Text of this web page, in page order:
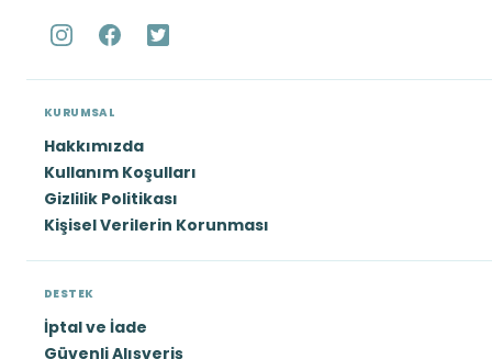
KURUMSAL
Hakkımızda
Kullanım Koşulları
Gizlilik Politikası
Kişisel Verilerin Korunması
DESTEK
İptal ve İade
Güvenli Alışveriş